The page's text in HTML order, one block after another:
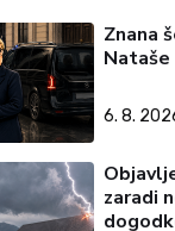
Znana
Nataše
6. 8.
zaradi